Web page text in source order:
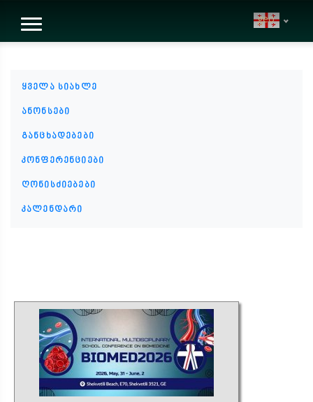
geo
ყველა სიახლე
ანონსები
განცხადებები
კონფერენციები
ღონისძიებები
კალენდარი